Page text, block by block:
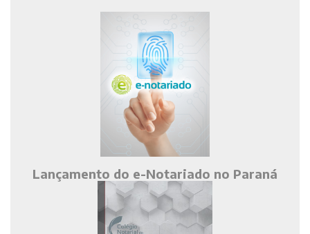
Lançamento do e-Notariado no Paraná